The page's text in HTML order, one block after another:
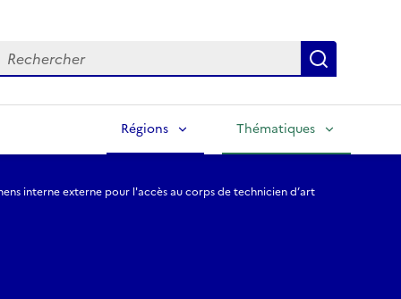
Rechercher
Régions Thématiques
interne externe pour l'accès au corps de technicien d’art